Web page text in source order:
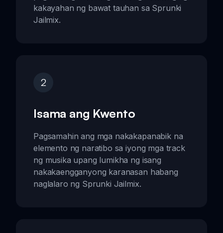
kakayahan ng bawat tauhan sa Sprunki
Jailmix.
2
Isama ang Kwento
Pagsamahin ang mga nakakapanabik na
elemento ng naratibo sa iyong mga track
ng musika upang lumikha ng isang
nakakaengganyong karanasan habang
naglalaro ng Sprunki Jailmix.